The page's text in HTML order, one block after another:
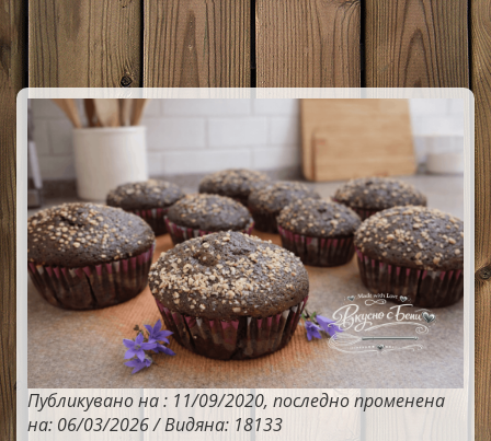
Публикувано на : 11/09/2020, последно променена
на: 06/03/2026 / Видяна: 18133